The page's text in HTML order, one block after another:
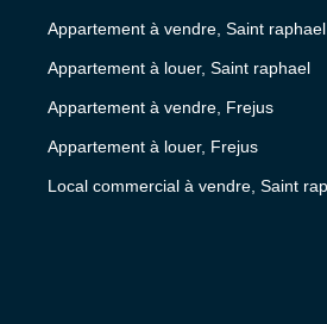
Appartement à vendre, Saint raphael
Appartement à louer, Saint raphael
Appartement à vendre, Frejus
Appartement à louer, Frejus
Local commercial à vendre, Saint